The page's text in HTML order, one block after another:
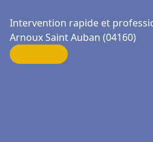
Intervention rapide et
Arnoux Saint Auban (04160)